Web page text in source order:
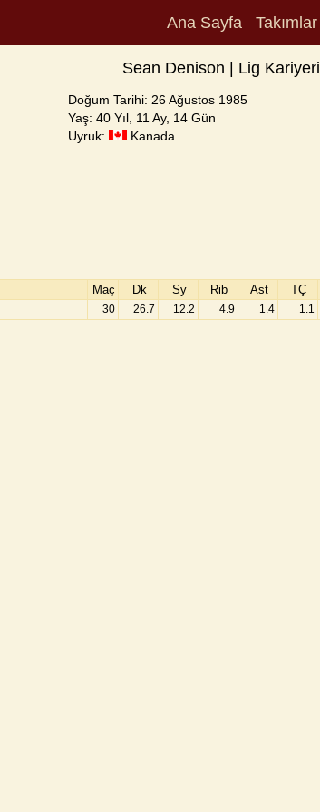
Ana Sayfa Takımlar
Sean Denison | Lig Kariyeri
Doğum Tarihi: 26 Ağustos 1985
Yaş: 40 Yıl, 11 Ay, 14 Gün
Uyruk:
Kanada
Maç Dk Sy Rib Ast TÇ
30 26.7 12.2 4.9 1.4 1.1